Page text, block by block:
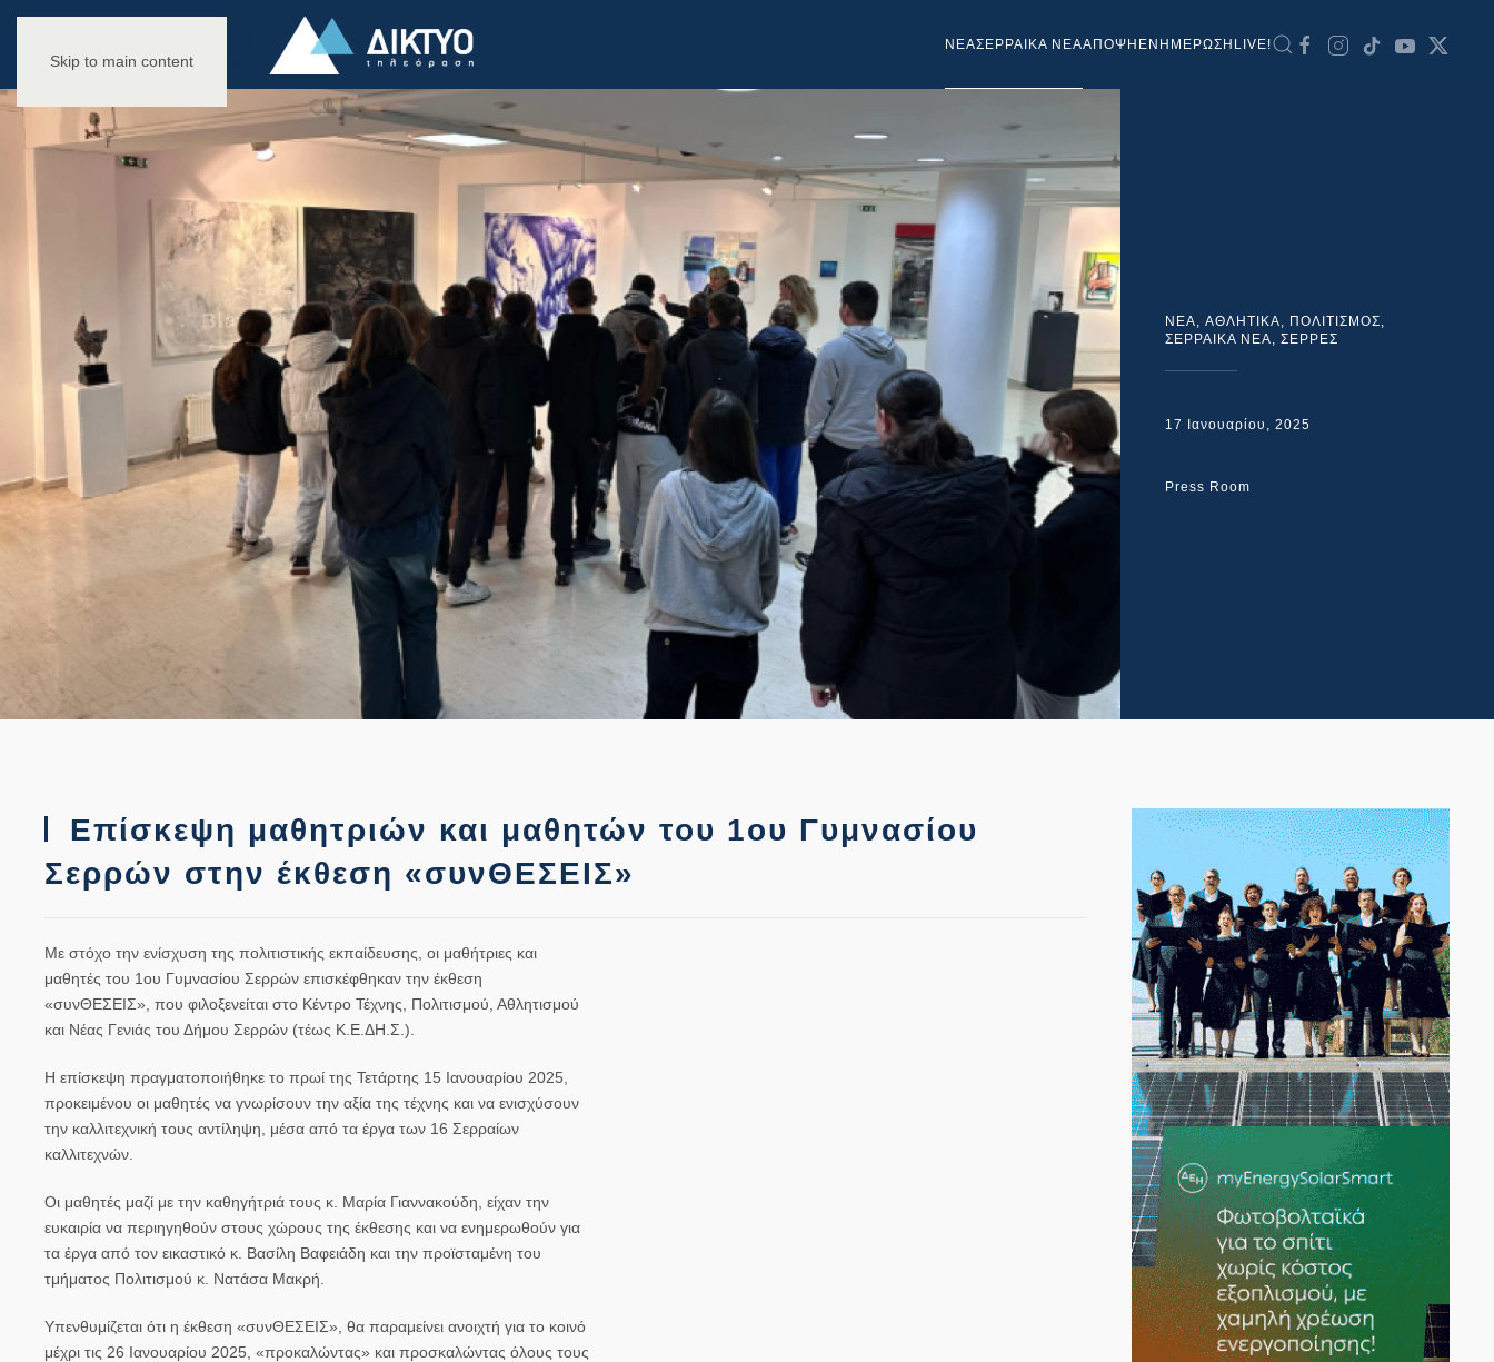
Skip to main content
NEAΣΕΡΡΑΙΚΑ ΝΕΑΑΠΟΨΗ ΕΝΗΜΕΡΩΣΗ LIVE!
NEA, ΑΘΛΗΤΙΚΑ, ΠΟΛΙΤΙΣΜΟΣ,
ΣΕΡΡΑΙΚΑ ΝΕΑ, ΣΕΡΡΕΣ
17 Ιανουαρίου, 2025
Press Room
Επίσκεψη μαθητριών και μαθητών του 1ου Γυμνασίου
Σερρών στην έκθεση «συνΘΕΣΕΙΣ»
Με στόχο την ενίσχυση της πολιτιστικής εκπαίδευσης, οι μαθήτριες και
μαθητές του 1ου Γυμνασίου Σερρών επισκέφθηκαν την έκθεση
«συνΘΕΣΕΙΣ», που φιλοξενείται στο Κέντρο Τέχνης, Πολιτισμού, Αθλητισμού
και Νέας Γενιάς του Δήμου Σερρών (τέως Κ.Ε.ΔΗ.Σ.).
Η επίσκεψη πραγματοποιήθηκε το πρωί της Τετάρτης 15 Ιανουαρίου 2025,
προκειμένου οι μαθητές να γνωρίσουν την αξία της τέχνης και να ενισχύσουν
την καλλιτεχνική τους αντίληψη, μέσα από τα έργα των 16 Σερραίων
καλλιτεχνών.
Οι μαθητές μαζί με την καθηγήτριά τους κ. Μαρία Γιαννακούδη, είχαν την
ευκαιρία να περιηγηθούν στους χώρους της έκθεσης και να ενημερωθούν για
τα έργα από τον εικαστικό κ. Βασίλη Βαφειάδη και την προϊσταμένη του
τμήματος Πολιτισμού κ. Νατάσα Μακρή.
Υπενθυμίζεται ότι η έκθεση «συνΘΕΣΕΙΣ», θα παραμείνει ανοιχτή για το κοινό
μέχρι τις 26 Ιανουαρίου 2025, «προκαλώντας» και προσκαλώντας όλους τους